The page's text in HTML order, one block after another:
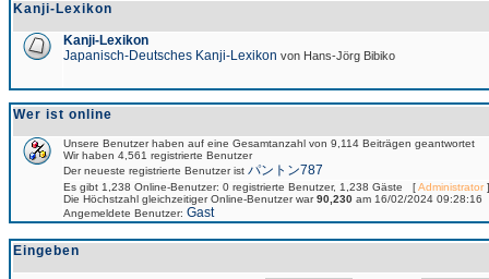
Kanji-Lexikon
Kanji-Lexikon
Japanisch-Deutsches Kanji-Lexikon von Hans-Jörg Bibiko
Wer ist online
Unsere Benutzer haben auf eine Gesamtanzahl von 9,114 Beiträgen geantwortet
Wir haben 4,561 registrierte Benutzer
Der neueste registrierte Benutzer ist パントン787
Es gibt 1,238 Online-Benutzer: 0 registrierte Benutzer, 1,238 Gäste [Administrator
Die Höchstzahl gleichzeitiger Online-Benutzer war90,230 am 16/02/2024 09:28:16
Angemeldete Benutzer: Gast
Eingeben